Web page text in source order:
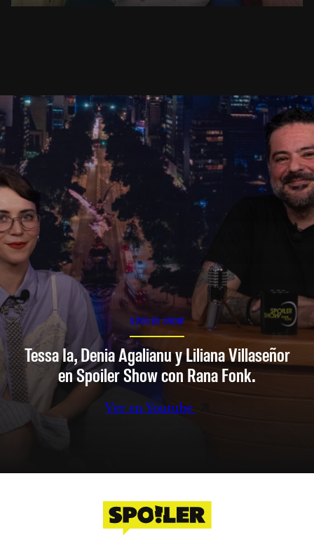
SPOILER SHOW
Tessa Ia, Denia Agalianu y Liliana Villaseñor
en Spoiler Show con Rana Fonk.
Ver en Youtube